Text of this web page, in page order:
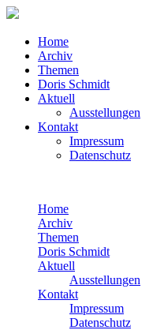
Home
Archiv
Themen
Doris Schmidt
Aktuell
Ausstellungen
Kontakt
Impressum
Datenschutz
Home
Archiv
Themen
Doris Schmidt
Aktuell
Ausstellungen
Kontakt
Impressum
Datenschutz